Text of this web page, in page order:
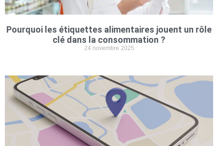
Pourquoi les étiquettes alimentaires jouent un rôle
clé dans la consommation ?
24 novembre 2025